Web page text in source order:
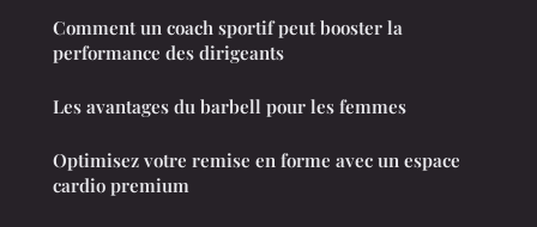
Comment un coach sportif peut booster la
performance des dirigeants
Les avantages du barbell pour les femmes
Optimisez votre remise en forme avec un espace
cardio premium